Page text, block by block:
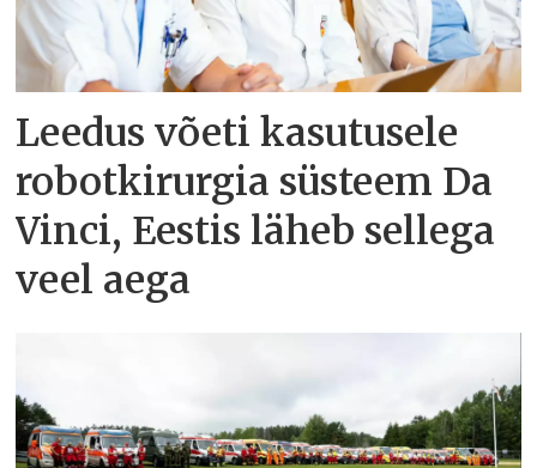
Leedus võeti kasutusele
robotkirurgia süsteem Da
Vinci, Eestis läheb sellega
veel aega